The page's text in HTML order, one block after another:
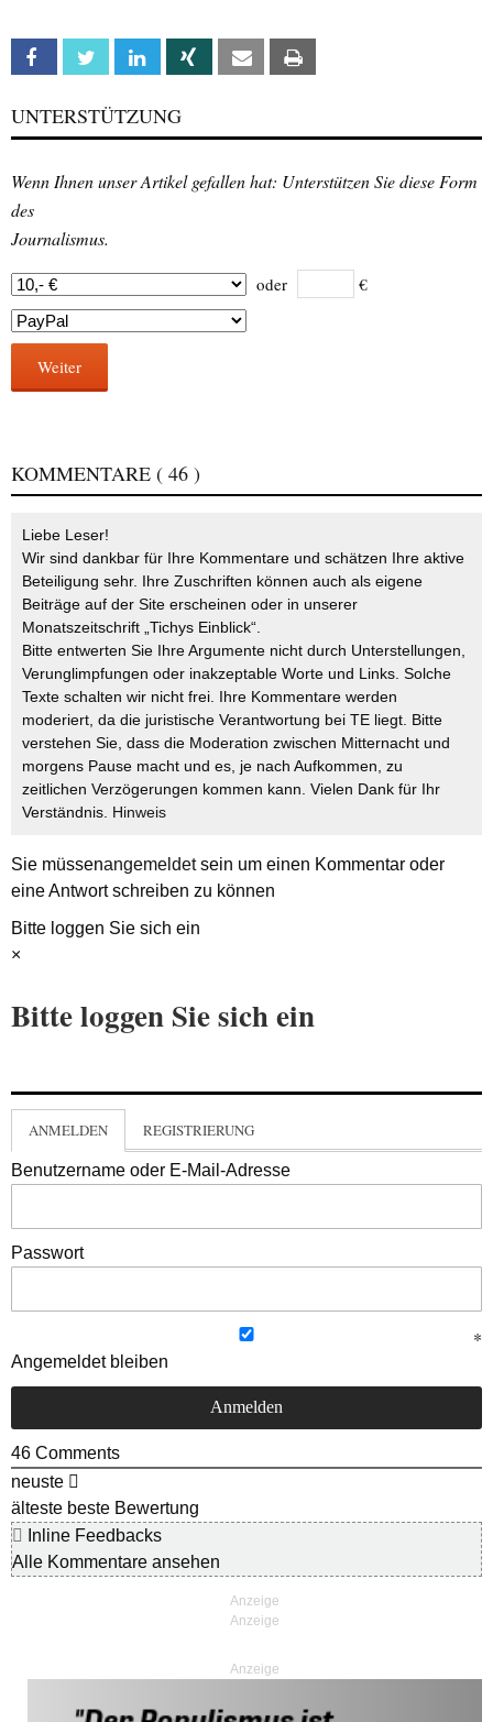
Facebook Twitter Linkedin Xing Email
UNTERSTÜTZUNG
Wenn Ihnen unser Artikel gefallen hat: Unterstützen Sie diese Form
des
Journalismus.
oder €
Weiter
KOMMENTARE ( 46 )
Liebe Leser!
Wir sind dankbar für Ihre Kommentare und schätzen Ihre aktive
Beteiligung sehr. Ihre Zuschriften können auch als eigene
Beiträge auf der Site erscheinen oder in unserer
Monatszeitschrift „Tichys Einblick“.
Bitte entwerten Sie Ihre Argumente nicht durch Unterstellungen,
Verunglimpfungen oder inakzeptable Worte und Links. Solche
Texte schalten wir nicht frei. Ihre Kommentare werden
moderiert, da die juristische Verantwortung bei TE liegt. Bitte
verstehen Sie, dass die Moderation zwischen Mitternacht und
morgens Pause macht und es, je nach Aufkommen, zu
zeitlichen Verzögerungen kommen kann. Vielen Dank für Ihr
Verständnis. Hinweis
Sie müssenangemeldetsein um einen Kommentar oder
eine Antwort schreiben zu können
Bitte loggen Sie sich ein
×
Bitte loggen Sie sich ein
ANMELDEN REGISTRIERUNG
Benutzername oder E-Mail-Adresse
Passwort
Angemeldet bleiben
46 Comments
neuste
älteste beste Bewertung
Inline Feedbacks
Alle Kommentare ansehen
Anzeige